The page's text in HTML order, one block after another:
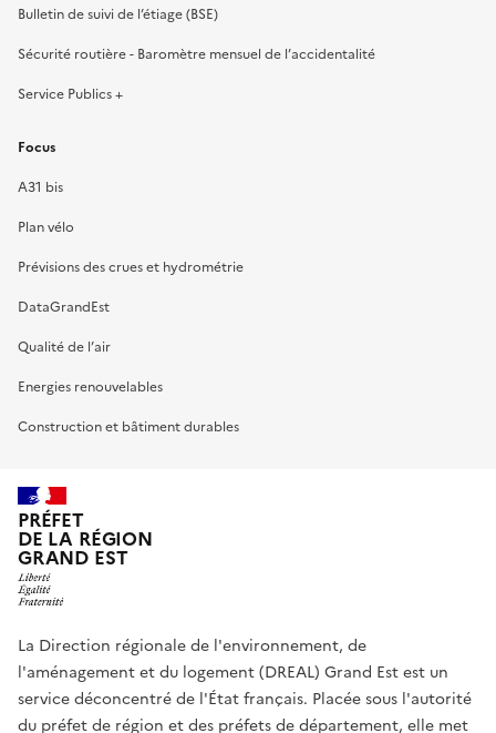
Bulletin de suivi de l’étiage (BSE)
Sécurité routière - Baromètre mensuel de l’accidentalité
Service Publics +
Focus
A31 bis
Plan vélo
Prévisions des crues et hydrométrie
DataGrandEst
Qualité de l’air
Energies renouvelables
Construction et bâtiment durables
PRÉFET
DE LA RÉGION
GRAND EST
La Direction régionale de l'environnement, de
l'aménagement et du logement (DREAL) Grand Est est un
service déconcentré de l'État français. Placée sous l'autorité
du préfet de région et des préfets de département, elle met